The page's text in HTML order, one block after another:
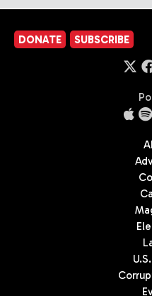
DONATE SUBSCRIBE